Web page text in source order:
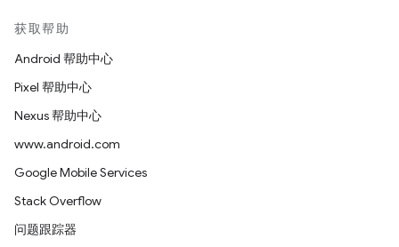
获取帮助
Android 帮助中心
Pixel 帮助中心
Nexus 帮助中心
www.android.com
Google Mobile Services
Stack Overflow
问题跟踪器